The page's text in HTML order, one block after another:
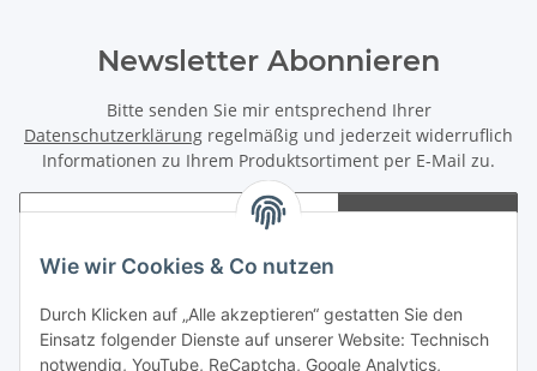
Wie wir Cookies & Co nutzen
Durch Klicken auf „Alle akzeptieren“ gestatten Sie den
Einsatz folgender Dienste auf unserer Website: Technisch
notwendig, YouTube, ReCaptcha, Google Analytics,
Newsletter Abonnieren
Bitte senden Sie mir entsprechend Ihrer
Datenschutzerklärung regelmäßig und jederzeit widerruflich
Informationen zu Ihrem Produktsortiment per E-Mail zu.
Abonnieren
Newsletter Abonnieren
Informationen